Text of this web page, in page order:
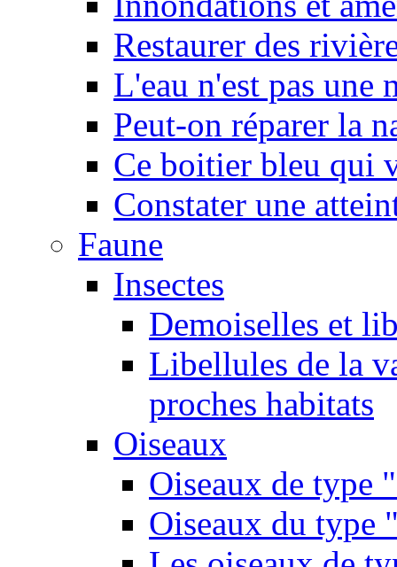
Restaurer des
L'eau n'est pas une
Peut-on réparer la
Ce boitier bleu qui
Constater une
Faune
Insectes
Demoiselles et
Libellules de la
proches habitats
Oiseaux
Oiseaux de type
Oiseaux du type